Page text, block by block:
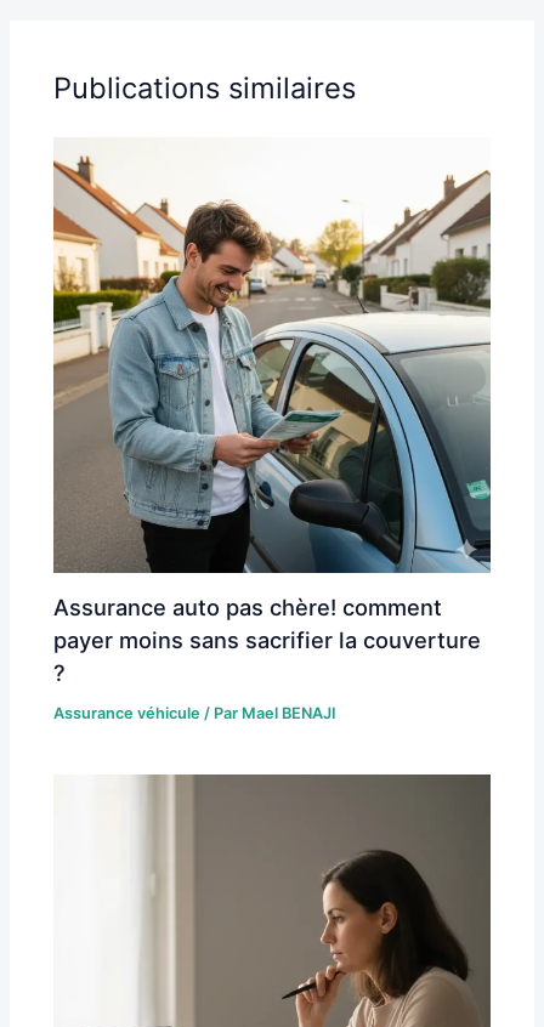
Publications similaires
Assurance auto pas chère! comment
payer moins sans sacrifier la couverture
?
Assurance véhicule / Par Mael BENAJI